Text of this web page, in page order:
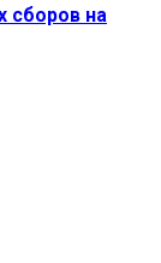
сборов на